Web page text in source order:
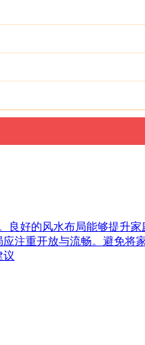
良好的风水布局能够提升
注重开放与流畅。避免将
议